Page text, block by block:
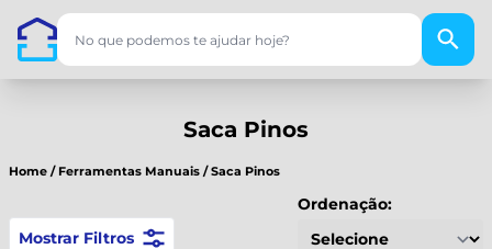
Saca Pinos
Home / Ferramentas Manuais /Saca Pinos
Mostrar Filtros
Ordenação: